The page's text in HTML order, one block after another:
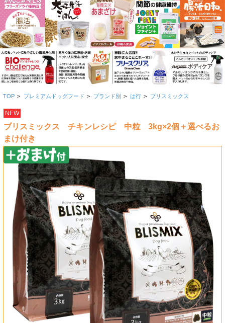
TOP > プレミアムドッグフード > ブランド別 > は行 > ブリスミックス
NEW
ブリスミックス チキンレシピ 中粒 3kg×2個＋選べるお
まけ付き